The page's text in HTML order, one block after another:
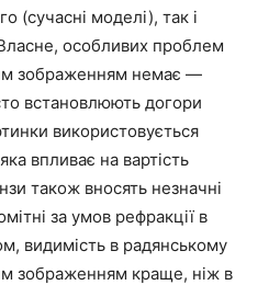
(сучасні моделі), так і
особливих проблем
зображенням немає —
встановлюють догори
використовується
впливає на вартість
також вносять незначні
за умов рефракції в
видимість в радянському
зображенням краще, ніж в